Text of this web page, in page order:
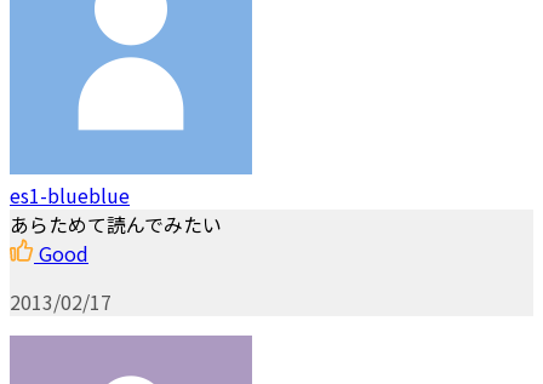
es1-blueblue
あらためて読んでみたい
Good
2013/02/17